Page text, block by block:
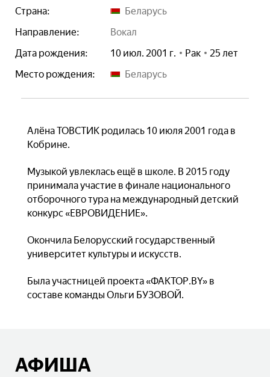
Страна:
Беларусь
Направление:
вокал
Дата рождения:
10 июл. 2001 г. Рак
25 лет
Место рождения:
Беларусь
Алёна ТОВСТИК родилась 10 июля 2001 года в
Кобрине.
Музыкой увлеклась ещё в школе. В 2015 году
принимала участие в финале национального
отборочного тура на международный детский
конкурс «ЕВРОВИДЕНИЕ».
Окончила Белорусский государственный
университет культуры и искусств.
Была участницей проекта «ФАКТОР.BY» в
составе команды Ольги БУЗОВОЙ.
АФИША